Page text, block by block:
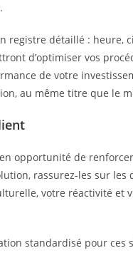
registre détaillé : heure,
d’optimiser vos
de votre
au même titre que le
opportunité de
rassurez-les sur
votre réactivité
standardisé pour ces